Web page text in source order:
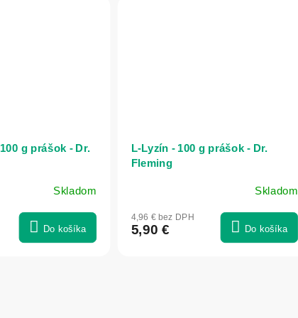
g prášok - Dr.
Skladom
Do košíka
L-Lyzín - 100 g prášok - Dr.
Fleming
Skladom
4,96 € bez DPH
5,90 € Do košíka